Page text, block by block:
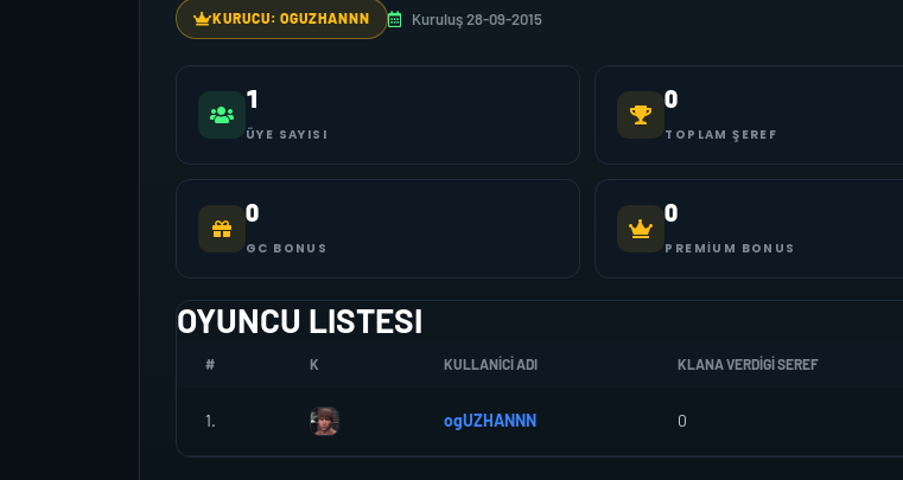
KURUCU: OGUZHANNN Kuruluş 28-09-2015
1
ÜYE SAYISI
0
TOPLAM ŞEREF
0
GC BONUS
0
PREMIUM BONUS
OYUNCU LISTESI
# K KULLANICI ADI KLANA VERDIGI SEREF
1. ogUZHANNN 0